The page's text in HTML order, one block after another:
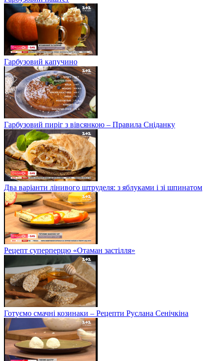
Гарбузовий капучино
Гарбузовий пиріг з вівсянкою – Правила Сніданку
Два варіанти лінивого штруделя: з яблуками і зі шпинатом
Рецепт суперперцю «Отаман застілля»
Готуємо смачні козинаки – Рецепти Руслана Сенічкіна